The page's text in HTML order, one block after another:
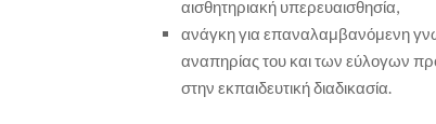
αισθητηριακή υπερευαισθησία,
ανάγκη για επαναλαμβανόμενη
αναπηρίας του και των εύλογων
στην εκπαιδευτική διαδικασία.